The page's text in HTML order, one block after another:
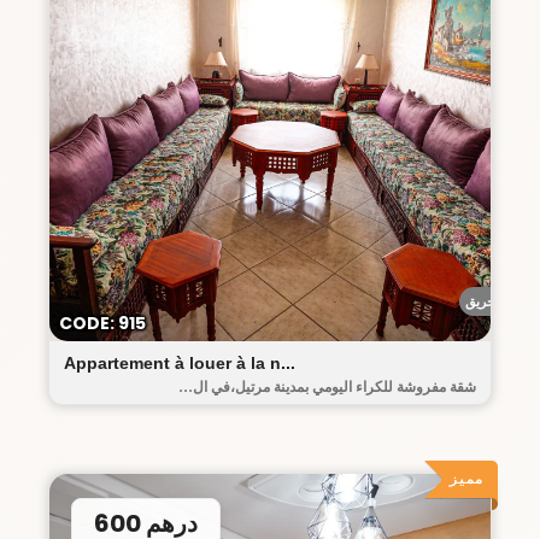
أحريق
Appartement à louer à la n...
شقة مفروشة للكراء اليومي بمدينة مرتيل،في ال...
CODE: 915
مميز
600 درهم